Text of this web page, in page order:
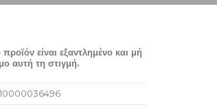
είναι εξαντλημένο και μή
αυτή τη στιγμή.